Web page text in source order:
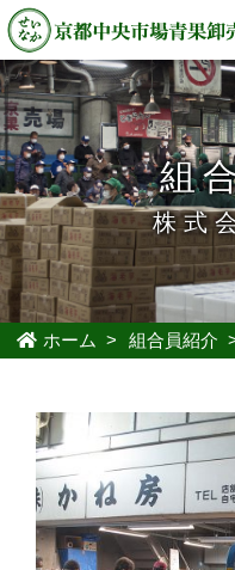
組
株式
ホーム > 組合員紹介